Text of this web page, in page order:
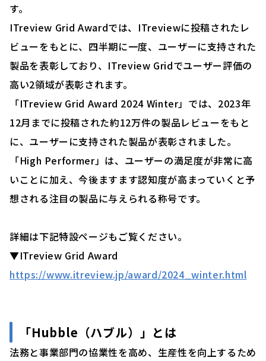
す。
ITreview Grid Awardでは、ITreviewに投稿されたレ
ビューをもとに、四半期に一度、ユーザーに支持された
製品を表彰しており、ITreview Gridでユーザー評価の
高い2領域が表彰されます。
「ITreview Grid Award 2024 Winter」では、2023年
12月までに投稿された約12万件の製品レビューをもと
に、ユーザーに支持された製品が表彰されました。
「High Performer」は、ユーザーの満足度が非常に高
いことに加え、今後ますます認知度が高まっていくと予
想される注目の製品に与えられる称号です。
詳細は下記特設ページもご覧ください。
▼ITreview Grid Award
https://www.itreview.jp/award/2024_winter.html
「Hubble（ハブル）」 とは
法務と事業部門の協業性を高め、生産性を向上するため